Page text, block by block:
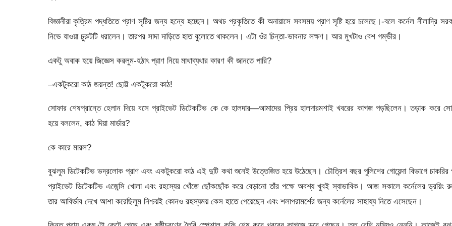
বিজ্ঞানীরা কৃত্রিম পদ্ধতিতে প্রাণ সৃষ্টির জন্য হন্যে হচ্ছেন। অথচ প্রকৃতিতে কী অনায়াসে সবসময় প্রাণ সৃষ্টি হয়ে চলেছে।-বলে কর্নেল নীলাদ্রি
নিভে যাওয়া চুরুটটি ধরালেন। তারপর সাদা দাড়িতে হাত বুলোতে থাকলেন। এটা ওঁর চিন্তা-ভাবনার লক্ষণ। আর মুখটাও বেশ গম্ভীর।
একটু অবাক হয়ে জিজ্ঞেস করলুম-হঠাৎ প্রাণ নিয়ে মাথাব্যথার কারণ কী জানতে পারি?
–একটুকরো কাঠ জয়ন্ত! ছোট্ট একটুকরো কাঠ!
সোফার শেষপ্রান্তে হেলান দিয়ে বসে প্রাইভেট ডিটেকটিভ কে কে হালদার—আমাদের প্রিয় হালদারমশাই খবরের কাগজ পড়ছিলেন। তড়াক করে
হয়ে বললেন, কাঠ দিয়া মার্ডার?
কে কারে মারল?
বুঝলুম ডিটেকটিভ ভদ্রলোক প্রাণ এবং একটুকরো কাঠ এই দুটি কথা শুনেই উত্তেজিত হয়ে উঠেছেন। চৌত্রিশ বছর পুলিশের গোয়েন্দা বিভাগে চাকরির
প্রাইভেট ডিটেকটিভ এজেন্সি খোলা এবং রহস্যের খোঁজে ছোঁকছোঁক করে বেড়ানো তাঁর পক্ষে অবশ্য খুবই স্বাভাবিক। আজ সকালে কর্নেলের ড্রয়িং
তার আবির্ভাব দেখে আশা করেছিলুম নিশ্চয়ই কোনও রহস্যময় কেস হাতে পেয়েছেন এবং শলাপরামর্শের জন্য কর্নেলের সাহায্য নিতে এসেছেন।